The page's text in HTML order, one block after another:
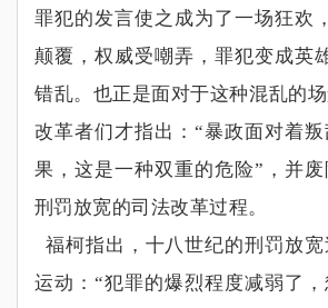
罪犯的发言使之成为了一场狂欢
颠覆，权威受嘲弄，罪犯变成英
错乱。也正是面对于这种混乱的
改革者们才指出： “暴政面对着
果，这是一种双重的危险” ，并
刑罚放宽的司法改革过程。
福柯指出，十八世纪的刑罚放
运动： “犯罪的爆烈程度减弱了